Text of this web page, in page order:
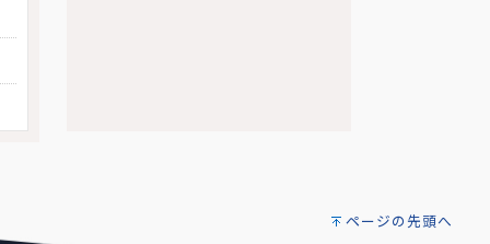
ページの先頭へ